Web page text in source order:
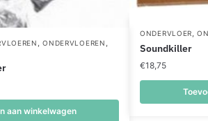
,ONDERVLOEREN ,
aan winkelwagen
ONDERVLOER ,
Soundkiller
€18,75